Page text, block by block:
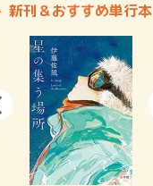
新刊＆おすすめ単行本